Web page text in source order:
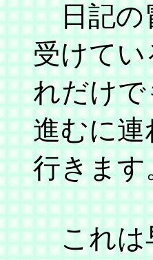
日記の
受けて
れだけ
進むに
行きます
これは